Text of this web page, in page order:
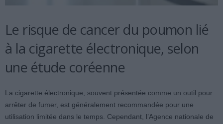
Le risque de cancer du poumon lié
à la cigarette électronique, selon
une étude coréenne
La cigarette électronique, souvent présentée comme un outil pour
arrêter de fumer, est généralement recommandée pour une
utilisation limitée dans le temps. Cependant, l’Agence nationale de